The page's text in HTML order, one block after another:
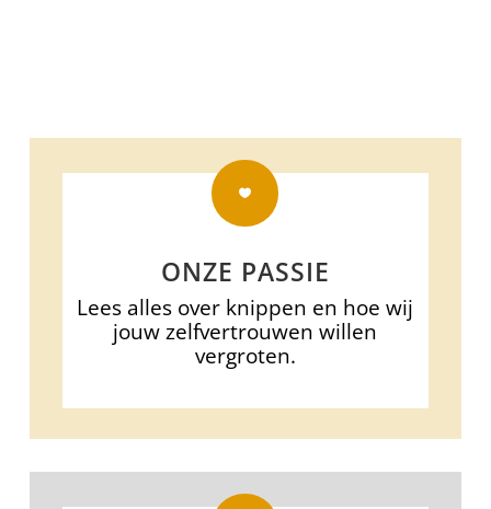

ONZE PASSIE
Lees alles over knippen en hoe wij
jouw zelfvertrouwen willen
vergroten.